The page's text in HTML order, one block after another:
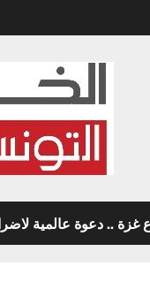
.. دعوة عالمية